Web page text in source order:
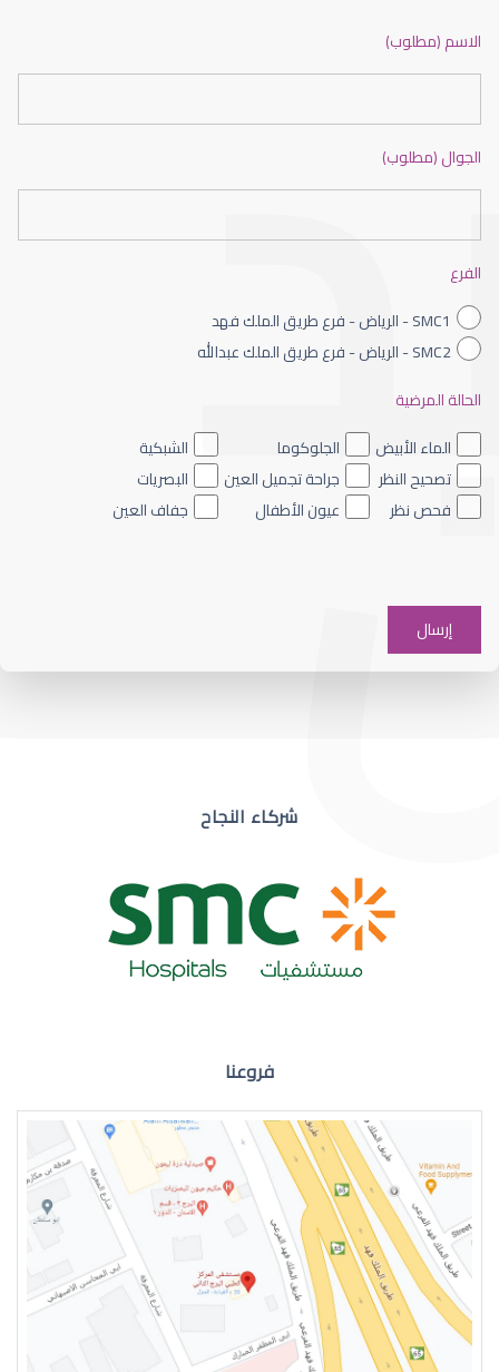
ضعف نظر الاطفال
ضعف نظر العين اليسرى
ضعف نظر مفاجئ
ضعف نظر في العين اليسرى
الاسم (مطلوب)
الجوال (مطلوب)
الفرع
SMC1 - الرياض - فرع طريق الملك فهد
SMC2 - الرياض - فرع طريق الملك عبدالله
الحالة المرضية
الماء الأبيض
الجلوكوما
الشبكية
تصحيح النظر
جراحة تجميل العين
البصريات
فحص نظر
عيون الأطفال جفاف العين
شركاء النجاح
فروعنا